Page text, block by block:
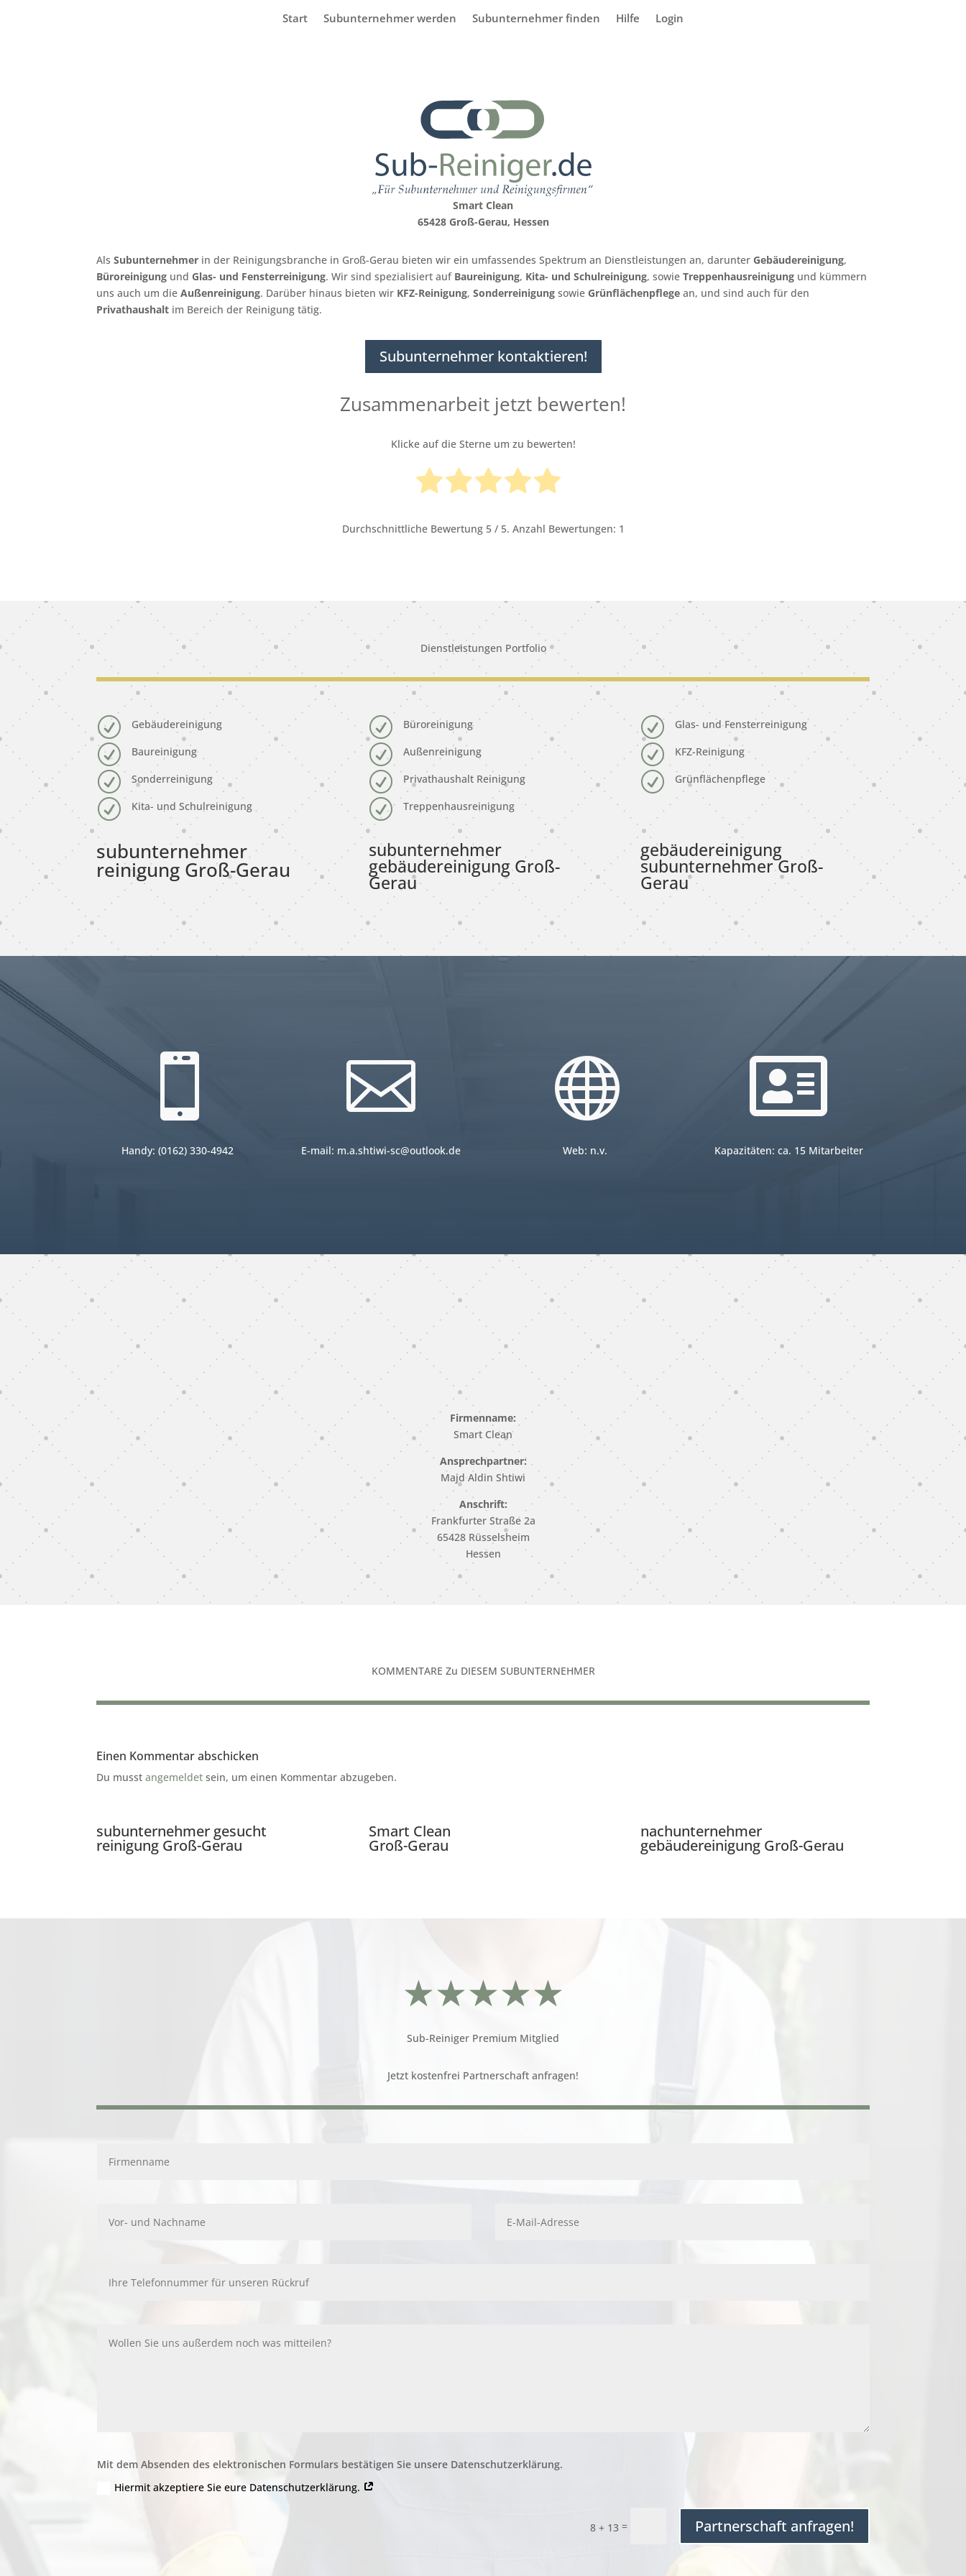
Start Subunternehmer werden Subunternehmer finden Hilfe Login
Smart Clean
65428 Groß-Gerau, Hessen
AlsSubunternehmer in der Reinigungsbranche in Groß-Gerau bieten wir ein umfassendes Spektrum an Dienstleistungen an, darunter Gebäudereinigung,
Büroreinigung und Glas- und Fensterreinigung. Wir sind spezialisiert auf Baureinigung, Kita- und Schulreinigung, sowieTreppenhausreinigung und kümmern
uns auch um dieAußenreinigung. Darüber hinaus bieten wir KFZ-Reinigung,Sonderreinigung sowie Grünflächenpflege an, und sind auch für den
Privathaushalt im Bereich der Reinigung tätig.
Subunternehmer kontaktieren!
Zusammenarbeit jetzt bewerten!
Klicke auf die Sterne um zu bewerten!
Durchschnittliche Bewertung 5/ 5. Anzahl Bewertungen: 1
Dienstleistungen Portfolio
R Gebäudereinigung R Büroreinigung R Glas- und Fensterreinigung
R Baureinigung R Außenreinigung R KFZ-Reinigung
R Sonderreinigung R Privathaushalt Reinigung R Grünflächenpflege
R Kita- und Schulreinigung R Treppenhausreinigung
subunternehmer
reinigung Groß-Gerau
subunternehmer
gebäudereinigung Groß-
Gerau
gebäudereinigung
subunternehmer Groß-
Gerau

Handy: (0162) 330-4942

E-mail: m.a.shtiwi-sc@outlook.de

Web: n.v.

Kapazitäten: ca. 15 Mitarbeiter
Firmenname:
Smart Clean
Ansprechpartner:
Majd Aldin Shtiwi
Anschrift:
Frankfurter Straße 2a
65428 Rüsselsheim
Hessen
KOMMENTARE Zu DIESEM SUBUNTERNEHMER
Einen Kommentar abschicken
Du musstangemeldet sein, um einen Kommentar abzugeben.
subunternehmer gesucht
reinigung Groß-Gerau
Smart Clean
Groß-Gerau
nachunternehmer
gebäudereinigung Groß-Gerau
☆☆☆☆☆
Sub-Reiniger Premium Mitglied
Jetzt kostenfrei Partnerschaft anfragen!
Mit dem Absenden des elektronischen Formulars bestätigen Sie unsere Datenschutzerklärung.
Hiermit akzeptiere Sie eure Datenschutzerklärung.
8 + 13= Partnerschaft anfragen!